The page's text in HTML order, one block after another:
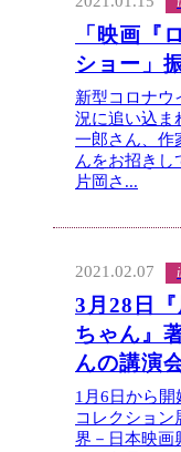
「映画『
ショー」
新型コロナウ
況に追い込ま
一郎さん、作
んをお招きし
片岡さ...
2021.02.07
3月28日
ちゃん』
んの講演
1月6日から
コレクション
界－日本映画